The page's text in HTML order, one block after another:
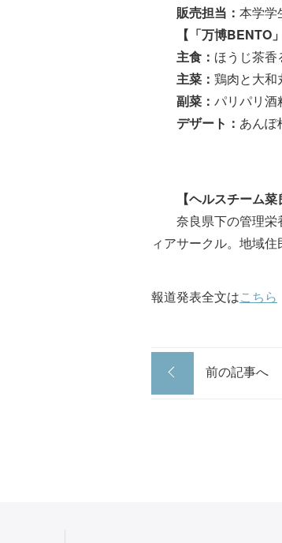
販売担当： 本学学
【「万博BENTO
主食： ほうじ茶香
主菜： 鶏肉と大和
副菜： パリパリ酒
デザート： あんぽ
【ヘルスチーム
奈良県下の管理栄
ィアサークル。地域
報道発表全文はこちら
前の記事へ